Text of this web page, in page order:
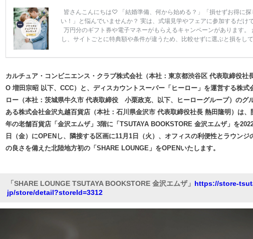
皆さんこんにちは♡ 「結婚準備、何から始める？」「損せずお得に探
い！」と悩んでいませんか？ 実は、式場見学やフェアに参加するだけ
万円分のギフト券や電子マネーがもらえるキャンペーンがあります。
し、サイトごとに特典額や条件が違うため、比較せずに選ぶと損をし
ンペーン特典ランキングを公開！ 比較サイト：プラコレ、ゼクシィ、
得？」「プラコレの特典は？」といった疑問も解決します。 まずは診
補を絞れる「ウェディング診断」か、体験型 […]続きを読む
カルチュア・コンビニエンス・クラブ株式会社（本社：東京都渋谷区 代表取締役社
O 増田宗昭 以下、CCC）と、ディスカウントスーパー「ヒーロー」を運営する株式
ロー（本社：茨城県牛久市 代表取締役 小栗政克、以下、ヒーローグループ）のグ
ある株式会社金沢丸越百貨店（本社：石川県金沢市 代表取締役社長 熱田隆明）は、
年の老舗百貨店「金沢エムザ」3階に「TSUTAYA BOOKSTORE 金沢エムザ」を
日（金）にOPENし、隣接する区画に11月1日（火）、オフィスの利便性とラウンジ
の良さを備えた北陸地方初の「SHARE LOUNGE」をOPENいたします。
「SHARE LOUNGE TSUTAYA BOOKSTORE 金沢エムザ」 https://store-
jp/store/detail?storeId=3312